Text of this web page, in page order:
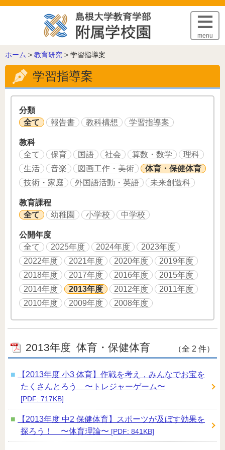
このページの本文へ
menu
こ
の
ー
ジ
ホーム > 教育研究 > 学習指導案
学習指導案
分類
全て
報告書 教科構想 学習指導案
教科
全て
保育 国語 社会 算数・数学
理科
生活
音楽 図画工作・美術
体育・保健体育
技術・家庭
外国語活動・英語 未来創造科
教育課程
全て
幼稚園 小学校 中学校
公開年度
全て
2025年度 2024年度
2023年度
2022年度
2021年度 2020年度
2019年度
2018年度
2017年度 2016年度
2015年度
2014年度
2013年度 2012年度
2011年度
2010年度
2009年度 2008年度
2013年度 体育・保健体育 （全 2 件）
【2013年度 小3 体育】作戦を考え，みんなでお宝を
たくさんとろう 〜トレジャーゲーム〜
[PDF: 717KB]
【2013年度 中2 保健体育】スポーツが及ぼす効果を
探ろう！ 〜体育理論〜 [PDF: 841KB]